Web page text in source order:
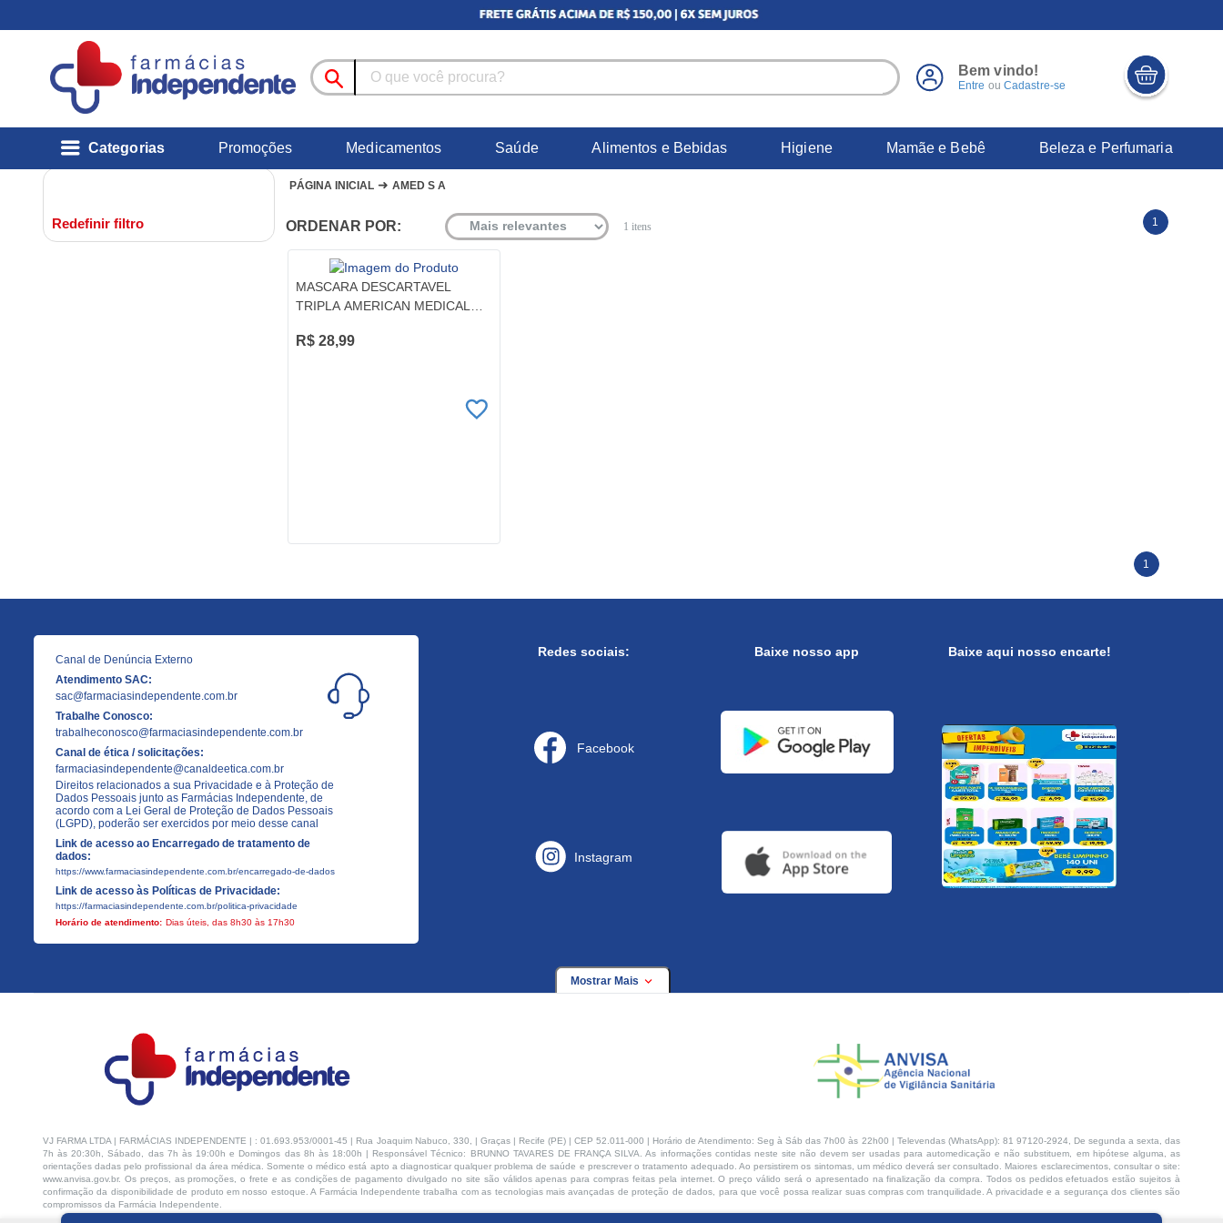
Bem vindo!
Entre ou Cadastre-se
Categorias Promoções Medicamentos Saúde Alimentos e Bebidas Higiene Mamãe e Bebê Beleza e Perfumaria
Redefinir filtro
PÁGINA INICIAL ➜ AMED S A
ORDENAR POR: 1 itens 1
MASCARA DESCARTAVEL
TRIPLA AMERICAN MEDICAL
R$ 28,99
1
Canal de Denúncia Externo
Atendimento SAC:
sac@farmaciasindependente.com.br
Trabalhe Conosco:
trabalheconosco@farmaciasindependente.com.br
Canal de ética / solicitações:
farmaciasindependente@canaldeetica.com.br
Direitos relacionados a sua Privacidade e à Proteção de
Dados Pessoais junto as Farmácias Independente, de
acordo com a Lei Geral de Proteção de Dados Pessoais
(LGPD), poderão ser exercidos por meio desse canal
Link de acesso ao Encarregado de tratamento de
dados:
https://www.farmaciasindependente.com.br/encarregado-de-dados
Link de acesso às Políticas de Privacidade:
https://farmaciasindependente.com.br/politica-privacidade
Horário de atendimento: Dias úteis, das 8h30 às 17h30
Redes sociais:
Facebook
Instagram
Baixe nosso app Baixe aqui nosso encarte!
Mostrar Mais
VJ FARMA LTDA | FARMÁCIAS INDEPENDENTE | : 01.693.953/0001-45 | Rua Joaquim Nabuco, 330, | Graças | Recife (PE) | CEP 52.011-000 | Horário de Atendimento: Seg à Sáb das 7h00 às 22h00 | Televendas (WhatsApp): 81 97120-2924, De segunda a sexta, das
7h às 20:30h, Sábado, das 7h às 19:00h e Domingos das 8h às 18:00h | Responsável Técnico: BRUNNO TAVARES DE FRANÇA SILVA. As informações contidas neste site não devem ser usadas para automedicação e não substituem, em hipótese alguma, as
orientações dadas pelo profissional da área médica. Somente o médico está apto a diagnosticar qualquer problema de saúde e prescrever o tratamento adequado. Ao persistirem os sintomas, um médico deverá ser consultado. Maiores esclarecimentos, consultar o site:
www.anvisa.gov.br. Os preços, as promoções, o frete e as condições de pagamento divulgado no site são válidos apenas para compras feitas pela internet. O preço válido será o apresentado na finalização da compra. Todos os pedidos efetuados estão sujeitos à
confirmação da disponibilidade de produto em nosso estoque. A Farmácia Independente trabalha com as tecnologias mais avançadas de proteção de dados, para que você possa realizar suas compras com tranquilidade. A privacidade e a segurança dos clientes são
compromissos da Farmácia Independente.